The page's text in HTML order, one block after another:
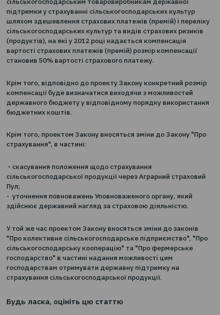
товаровиробникам страхових платежів (премій)
рівні до 60% беручи до уваги практику попередніх
дії аналогічних програм підтримки. Так, відповідно
2 Порядку використання у 2007 році коштів,
державному бюджеті для здешевлення вартості
ринку та пунктом 9 Порядку та умов надання
сільськогосподарським товаровиробникам державної
підтримки у страхуванні сільськогосподарських
шляхом здешевлення страхових платежів (премій) і
(продуктів), на які у 2012 році надається компенсація
вартості страхових платежів (премій) розмір
Крім того, відповідно до проекту Закону конкретний
компенсації буде визначатися виходячи з
державного бюджету у відповідному порядку
Крім того, проектом Закону вносяться зміни до
страхування", в частині:
сільськогосподарської продукції через Аграрний
Пул;